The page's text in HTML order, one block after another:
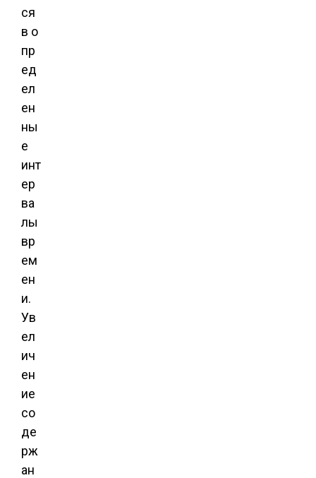
ся
в о
пр
ед
ел
ен
ны
е
инт
ер
ва
лы
вр
ем
ен
и.
Ув
ел
ич
ен
ие
со
де
рж
ан